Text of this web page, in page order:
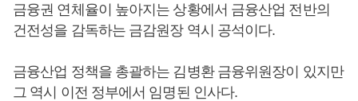
금융권 연체율이 높아지는 상황에서 금융산업 전반의
건전성을 감독하는 금감원장 역시 공석이다.
금융산업 정책을 총괄하는 김병환 금융위원장이 있지만
그 역시 이전 정부에서 임명된 인사다.